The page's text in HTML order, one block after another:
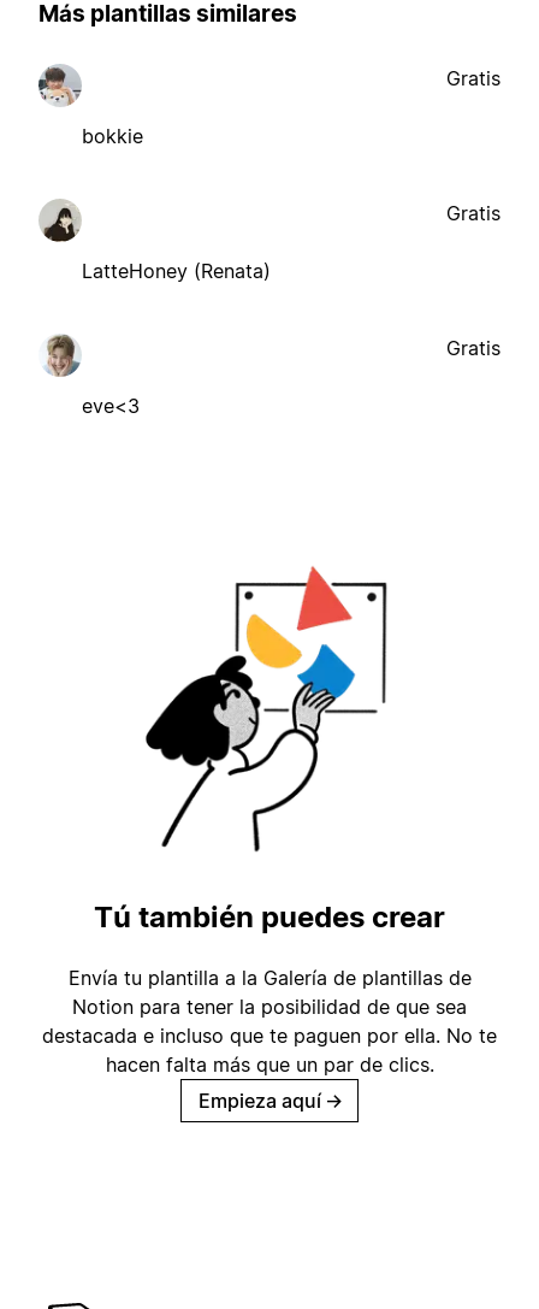
Más plantillas similares
bokkie
Gratis
LatteHoney (Renata)
Gratis
eve<3
Gratis
Tú también puedes crear
Envía tu plantilla a la Galería de plantillas de
Notion para tener la posibilidad de que sea
destacada e incluso que te paguen por ella. No te
hacen falta más que un par de clics.
Empieza aquí →